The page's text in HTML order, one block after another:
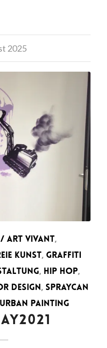
2025
ART VIVANT,
KUNST,GRAFFITI
, HIP HOP,
DESIGN, SPRAYCAN
URBAN PAINTING